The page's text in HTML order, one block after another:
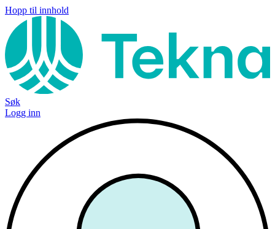
Hopp til innhold
Søk
Logg inn